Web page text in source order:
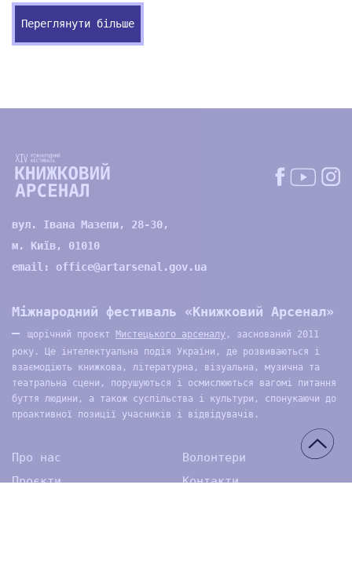
Переглянути більше
вул. Івана Мазепи, 28-30,
м. Київ, 01010
email: office@artarsenal.gov.ua
Міжнародний фестиваль «Книжковий Арсенал»
—
щорічний проєкт Мистецького арсеналу , заснований 2011
року. Це інтелектуальна подія України, де розвиваються і
взаємодіють книжкова, літературна, візуальна, музична та
театральна сцени, порушуються і осмислюються вагомі питання
буття людини, а також суспільства і культури, спонукаючи до
проактивної позиції учасників і відвідувачів.
Про нас
Проєкти
Волонтери
Контакти